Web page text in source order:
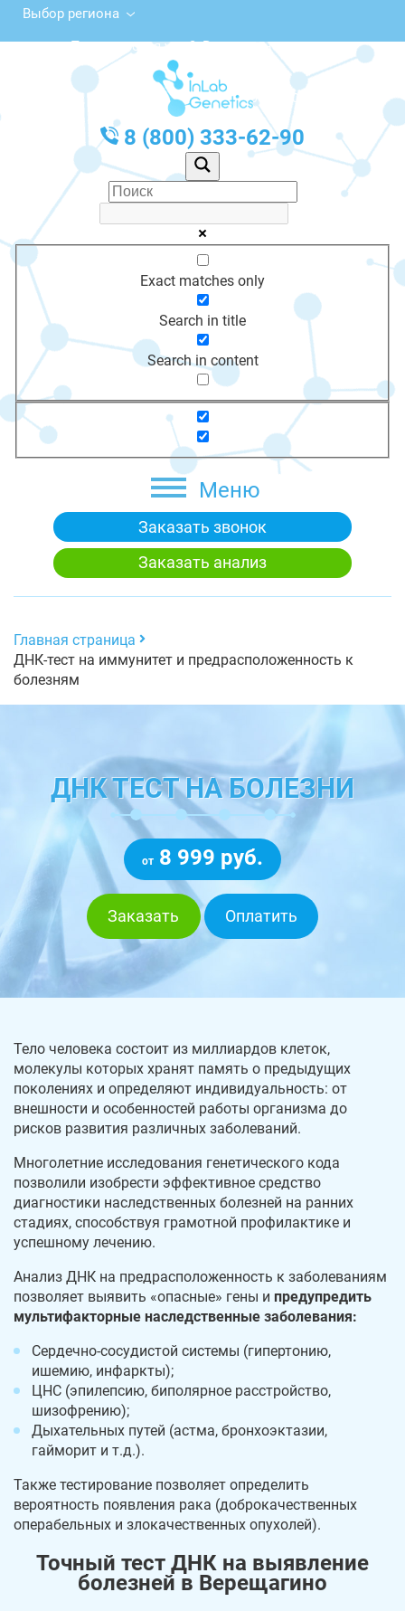
Выбор региона
Пролетарская ул., 3, Верещагино
с 10:00 до 20:00
График работы: Пн-Пт с 10:00 до 20:00
8 (800) 333-62-90
Exact matches only
Search in title
Search in content
Меню
Заказать звонок
Заказать анализ
Главная страница
ДНК-тест на иммунитет и предрасположенность к
болезням
ДНК ТЕСТ НА БОЛЕЗНИ
от 8 999 руб.
Заказать Оплатить
Тело человека состоит из миллиардов клеток,
молекулы которых хранят память о предыдущих
поколениях и определяют индивидуальность: от
внешности и особенностей работы организма до
рисков развития различных заболеваний.
Многолетние исследования генетического кода
позволили изобрести эффективное средство
диагностики наследственных болезней на ранних
стадиях, способствуя грамотной профилактике и
успешному лечению.
Анализ ДНК на предрасположенность к заболеваниям
позволяет выявить «опасные» гены и предупредить
мультифакторные наследственные заболевания:
Сердечно-сосудистой системы (гипертонию,
ишемию, инфаркты);
ЦНС (эпилепсию, биполярное расстройство,
шизофрению);
Дыхательных путей (астма, бронхоэктазии,
гайморит и т.д.).
Также тестирование позволяет определить
вероятность появления рака (доброкачественных
операбельных и злокачественных опухолей).
Точный тест ДНК на выявление
болезней в Верещагино